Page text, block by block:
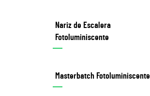
Nariz de Escalera
Fotoluminiscente
Masterbatch Fotoluminiscente